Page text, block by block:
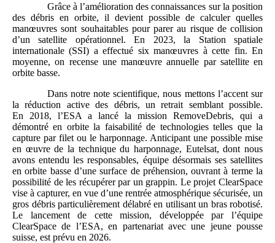
Grâce à l’amélioration des connaissances sur la position
des débris en orbite, il devient possible de calculer quelles
manœuvres sont souhaitables pour parer au risque de collision
d’un satellite opérationnel. En 2023, la Station spatiale
internationale (SSI) a effectué six manœuvres à cette fin. En
moyenne, on recense une manœuvre annuelle par satellite en
orbite basse.
Dans notre note scientifique, nous mettons l’accent sur
la réduction active des débris, un retrait semblant possible.
En 2018, l’ESA a lancé la mission RemoveDebris, qui a
démontré en orbite la faisabilité de technologies telles que la
capture par filet ou le harponnage. Anticipant une possible mise
en œuvre de la technique du harponnage, Eutelsat, dont nous
avons entendu les responsables, équipe désormais ses satellites
en orbite basse d’une surface de préhension, ouvrant à terme la
possibilité de les récupérer par un grappin. Le projet ClearSpace
vise à capturer, en vue d’une rentrée atmosphérique sécurisée, un
gros débris particulièrement délabré en utilisant un bras robotisé.
Le lancement de cette mission, développée par l’équipe
ClearSpace de l’ESA, en partenariat avec une jeune pousse
suisse, est prévu en 2026.